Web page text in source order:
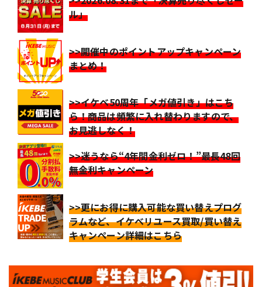
ル」
>>開催中のポイントアップキャンペーン
まとめ！
>>イケベ50周年「メガ値引き」はこち
ら！商品は頻繁に入れ替わりますので、
お見逃しなく！
>>迷うなら“4年間金利ゼロ！”最長48回
無金利キャンペーン
>>更にお得に購入可能な買い替えプログ
ラムなど、イケベリユース買取/買い替え
キャンペーン詳細はこちら